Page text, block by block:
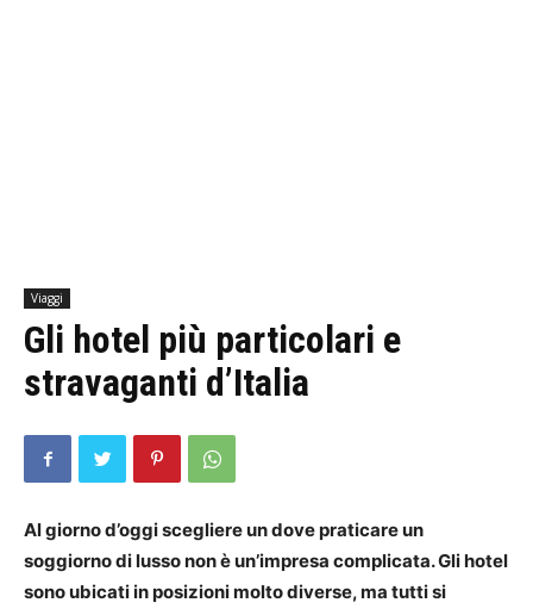
Viaggi
Gli hotel più particolari e
stravaganti d’Italia
Al giorno d’oggi scegliere un dove praticare un
soggiorno di lusso non è un’impresa complicata. Gli hotel
sono ubicati in posizioni molto diverse, ma tutti si